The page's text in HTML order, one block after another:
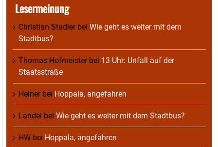
Lesermeinung
Christian Stadlerbei Wie geht es weiter mit dem
Stadtbus?
Thomas Hofmeisterbei 13 Uhr: Unfall auf der
Staatsstraße
Heinerbei Hoppala, angefahren
Landei bei Wie geht es weiter mit dem Stadtbus?
HW bei Hoppala, angefahren